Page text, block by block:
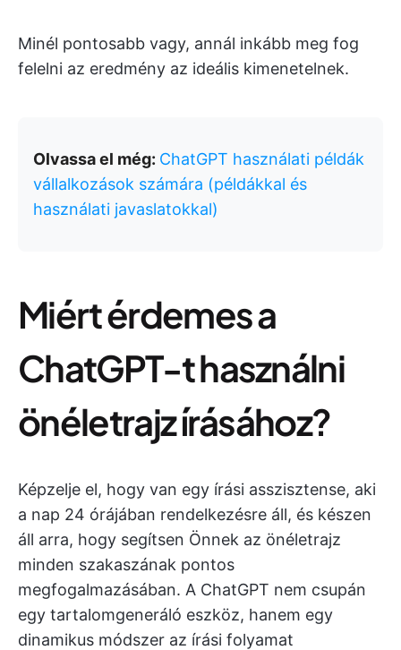
Minél pontosabb vagy, annál inkább meg fog
felelni az eredmény az ideális kimenetelnek.
Olvassa el még: ChatGPT használati példák
vállalkozások számára (példákkal és
használati javaslatokkal)
Miért érdemes a
ChatGPT-t használni
önéletrajz írásához?
Képzelje el, hogy van egy írási asszisztense, aki
a nap 24 órájában rendelkezésre áll, és készen
áll arra, hogy segítsen Önnek az önéletrajz
minden szakaszának pontos
megfogalmazásában. A ChatGPT nem csupán
egy tartalomgeneráló eszköz, hanem egy
dinamikus módszer az írási folyamat